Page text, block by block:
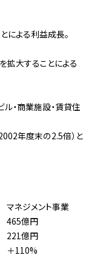
による利益成長。
拡大することによる
・商業施設・賃貸住
年度末の2.5倍）と
マネジメント事業
465億円
221億円
＋110%